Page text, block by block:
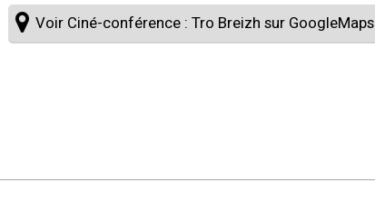
Voir Ciné-conférence : Tro Breizh sur GoogleMaps